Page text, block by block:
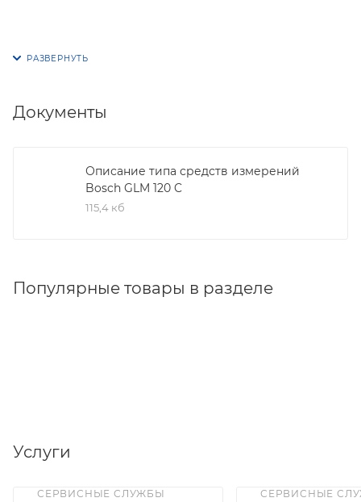
Документы
Описание типа средств измерений
Bosch GLM 120 C
115,4 кб
Популярные товары в разделе
Услуги
СЕРВИСНЫЕ СЛУЖБЫ СЕРВИСНЫЕ